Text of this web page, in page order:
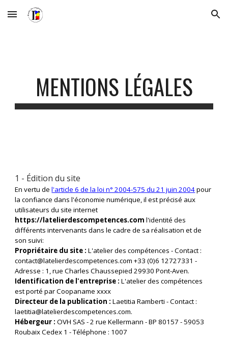
Skip to main content Skip to navigation
MENTIONS LÉGALES
1 - Édition du site
En vertu del'article 6 de la loi n° 2004-575 du 21 juin 2004pour
la confiance dans l'économie numérique, il est précisé aux
utilisateurs du site internet
https://latelierdescompetences.com l'identité des
différents intervenants dans le cadre de sa réalisation et de
son suivi:
Propriétaire du site :L'atelier des compétences - Contact :
contact@latelierdescompetences.com +33 (0)6 12727331 -
Adresse : 1, rue Charles Chaussepied 29930 Pont-Aven.
Identification de l'entreprise : L'atelier des compétences
est porté par Coopaname xxxx
Directeur de la publication :Laetitia Ramberti - Contact :
laetitia@latelierdescompetences.com.
Hébergeur : OVH SAS - 2 rue Kellermann - BP 80157 - 59053
Roubaix Cedex 1 - Téléphone : 1007